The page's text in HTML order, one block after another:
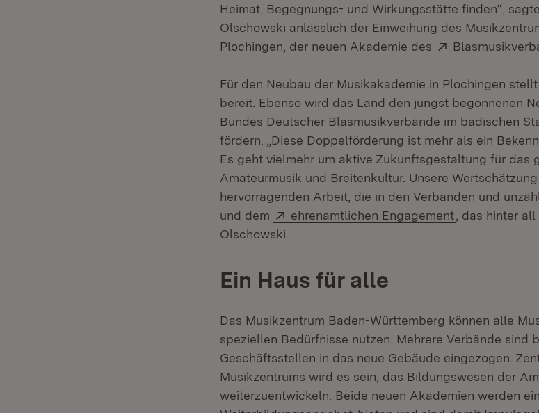
Heimat, Begegnungs- und Wirkungsstätte finden“,
Olschowski anlässlich der Einweihung des
Plochingen, der neuen Akademie des
Extern:
Für den Neubau der Musikakademie in Plochingen
bereit. Ebenso wird das Land den jüngst begonnenen
Bundes Deutscher Blasmusikverbände im badischen
fördern. „Diese Doppelförderung ist mehr als ein
Es geht vielmehr um aktive Zukunftsgestaltung für das
Amateurmusik und Breitenkultur. Unsere
hervorragenden Arbeit, die in den Verbänden und
und dem
Extern:
ehrenamtlichen Engagement (Öffnet in
, das hinter
Olschowski.
Ein Haus für alle
Das Musikzentrum Baden-Württemberg können alle
speziellen Bedürfnisse nutzen. Mehrere Verbände sind
Geschäftsstellen in das neue Gebäude eingezogen.
Musikzentrums wird es sein, das Bildungswesen der
weiterzuentwickeln. Beide neuen Akademien werden ein